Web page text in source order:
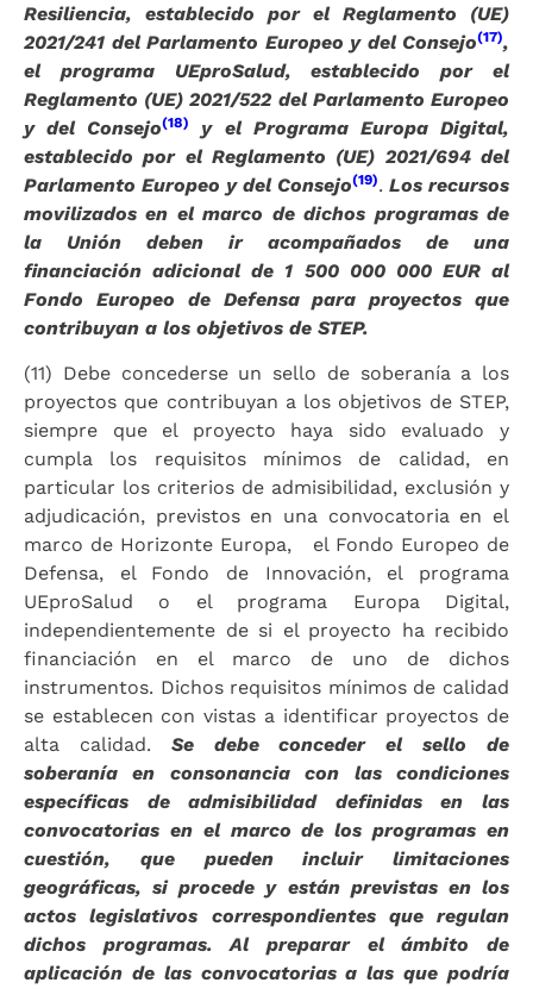
Resiliencia, establecido por el Reglamento (UE)
2021/241 del Parlamento Europeo y del Consejo(17),
el programa UEproSalud, establecido por el
Reglamento (UE) 2021/522 del Parlamento Europeo
y del Consejo(18)
y el Programa Europa Digital,
establecido por el Reglamento (UE) 2021/694 del
Parlamento Europeo y del Consejo(19). Los recursos
movilizados en el marco de dichos programas de
la Unión deben ir acompañados de una
financiación adicional de 1 500 000 000 EUR al
Fondo Europeo de Defensa para proyectos que
contribuyan a los objetivos de STEP.
(11) Debe concederse un sello de soberanía a los
proyectos que contribuyan a los objetivos de STEP,
siempre que el proyecto haya sido evaluado y
cumpla los requisitos mínimos de calidad, en
particular los criterios de admisibilidad, exclusión y
adjudicación, previstos en una convocatoria en el
marco de Horizonte Europa, el Fondo Europeo de
Defensa, el Fondo de Innovación, el programa
UEproSalud o el programa Europa Digital,
independientemente de si el proyecto ha recibido
financiación en el marco de uno de dichos
instrumentos. Dichos requisitos mínimos de calidad
se establecen con vistas a identificar proyectos de
alta calidad. Se debe conceder el sello de
soberanía en consonancia con las condiciones
específicas de admisibilidad definidas en las
convocatorias en el marco de los programas en
cuestión, que pueden incluir limitaciones
geográficas, si procede y están previstas en los
actos legislativos correspondientes que regulan
dichos programas. Al preparar el ámbito de
aplicación de las convocatorias a las que podría